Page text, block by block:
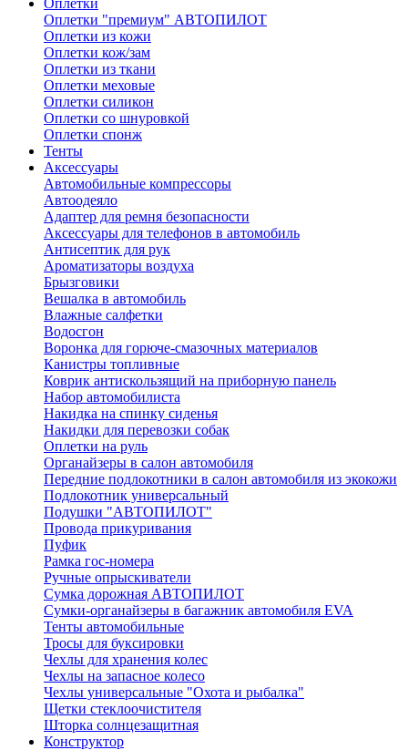
Оплетки
Оплетки "премиум" АВТОПИЛОТ
Оплетки из кожи
Оплетки кож/зам
Оплетки из ткани
Оплетки меховые
Оплетки силикон
Оплетки со шнуровкой
Оплетки спонж
Тенты
Аксессуары
Автомобильные компрессоры
Автоодеяло
Адаптер для ремня безопасности
Аксессуары для телефонов в автомобиль
Антисептик для рук
Ароматизаторы воздуха
Брызговики
Вешалка в автомобиль
Влажные салфетки
Водосгон
Воронка для горюче-смазочных материалов
Канистры топливные
Коврик антискользящий на приборную панель
Набор автомобилиста
Накидка на спинку сиденья
Накидки для перевозки собак
Оплетки на руль
Органайзеры в салон автомобиля
Передние подлокотники в салон автомобиля из экокожи
Подлокотник универсальный
Подушки "АВТОПИЛОТ"
Провода прикуривания
Пуфик
Рамка гос-номера
Ручные опрыскиватели
Сумка дорожная АВТОПИЛОТ
Сумки-органайзеры в багажник автомобиля EVA
Тенты автомобильные
Тросы для буксировки
Чехлы для хранения колес
Чехлы на запасное колесо
Чехлы универсальные "Охота и рыбалка"
Щетки стеклоочистителя
Шторка солнцезащитная
Конструктор